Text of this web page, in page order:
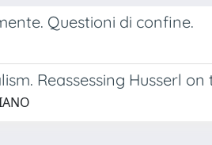
Questioni di confine.
Reassessing Husserl